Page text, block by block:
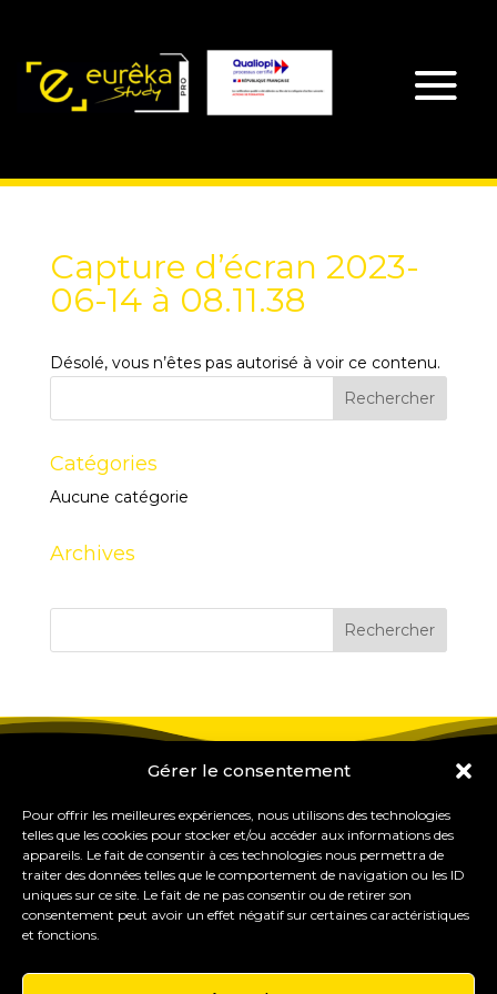
Gérer le consentement
Pour offrir les meilleures expériences, nous utilisons des technologies
telles que les cookies pour stocker et/ou accéder aux informations des
appareils. Le fait de consentir à ces technologies nous permettra de
traiter des données telles que le comportement de navigation ou les ID
uniques sur ce site. Le fait de ne pas consentir ou de retirer son
consentement peut avoir un effet négatif sur certaines caractéristiques
et fonctions.
Capture d’écran 2023-
06-14 à 08.11.38
Désolé, vous n’êtes pas autorisé à voir ce contenu.
Catégories
Aucune catégorie
Archives